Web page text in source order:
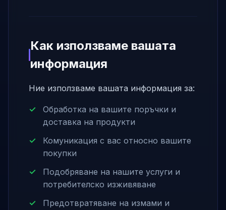
Как използваме вашата
информация
Ние използваме вашата информация за:
Обработка на вашите поръчки и
доставка на продукти
Комуникация с вас относно вашите
покупки
Подобряване на нашите услуги и
потребителско изживяване
Предотвратяване на измами и